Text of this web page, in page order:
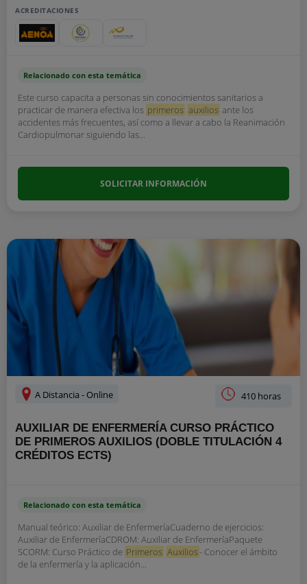
ACREDITACIONES
Relacionado con esta temática
Este curso capacita a personas sin conocimientos sanitarios a
practicar de manera efectiva los primeros auxilios ante los
accidentes más frecuentes, así como a llevar a cabo la Reanimación
Cardiopulmonar siguiendo las...
SOLICITAR INFORMACIÓN
A Distancia - Online 410 horas
AUXILIAR DE ENFERMERÍA CURSO PRÁCTICO
DE PRIMEROS AUXILIOS (DOBLE TITULACIÓN 4
CRÉDITOS ECTS)
Relacionado con esta temática
Manual teórico: Auxiliar de EnfermeríaCuaderno de ejercicios:
Auxiliar de EnfermeríaCDROM: Auxiliar de EnfermeríaPaquete
SCORM: Curso Práctico de Primeros Auxilios- Conocer el ámbito
de la enfermería y la aplicación...